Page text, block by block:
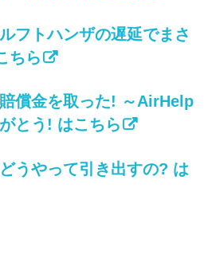
フトハンザの遅延でまさ
ちら
償金を取った! ～AirHelp
とう! はこちら
うやって引き出すの? は